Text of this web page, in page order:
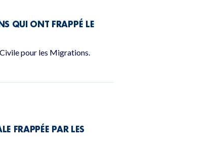
QUI ONT FRAPPÉ LE
pour les Migrations.
FRAPPÉE PAR LES